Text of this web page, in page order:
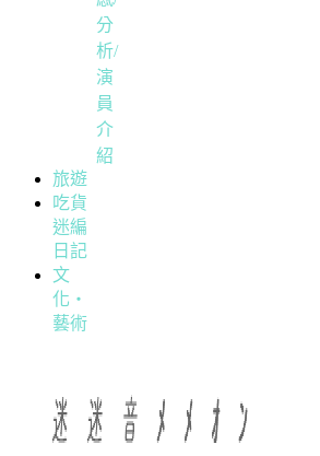
分
析/
演
員
介
紹
旅遊
吃貨
迷編
日記
文
化・
藝術